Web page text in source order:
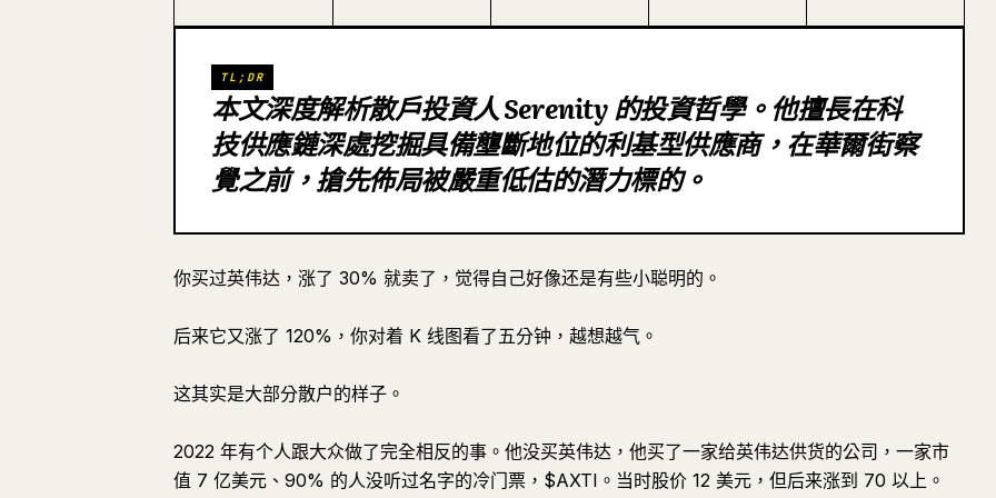
TL;DR
本文深度解析散戶投資人 Serenity 的投資哲學。他擅長在科
技供應鏈深處挖掘具備壟斷地位的利基型供應商，在華爾街察
覺之前，搶先佈局被嚴重低估的潛力標的。
你买过英伟达，涨了 30% 就卖了，觉得自己好像还是有些小聪明的。
后来它又涨了 120%，你对着 K 线图看了五分钟，越想越气。
这其实是大部分散户的样子。
2022 年有个人跟大众做了完全相反的事。他没买英伟达，他买了一家给英伟达供货的公司，一家市
值 7 亿美元、90% 的人没听过名字的冷门票，$AXTI。当时股价 12 美元，但后来涨到 70 以上。